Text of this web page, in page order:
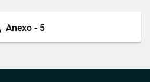
Anexo - 5